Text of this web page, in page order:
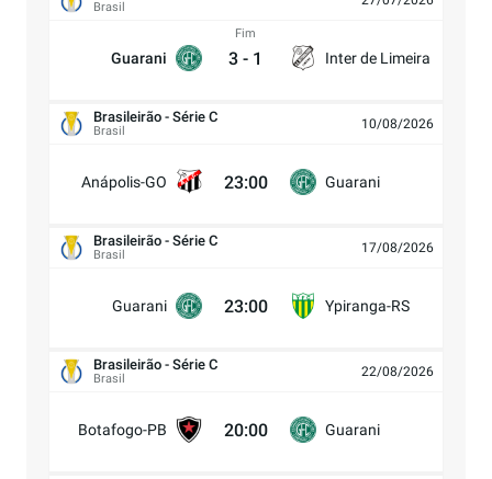
Brasil
Guarani
Fim
3 - 1 Inter de Limeira
Brasileirão - Série C
Brasil 10/08/2026
Anápolis-GO 23:00 Guarani
Brasileirão - Série C
Brasil 17/08/2026
Guarani 23:00 Ypiranga-RS
Brasileirão - Série C
Brasil 22/08/2026
Botafogo-PB 20:00 Guarani